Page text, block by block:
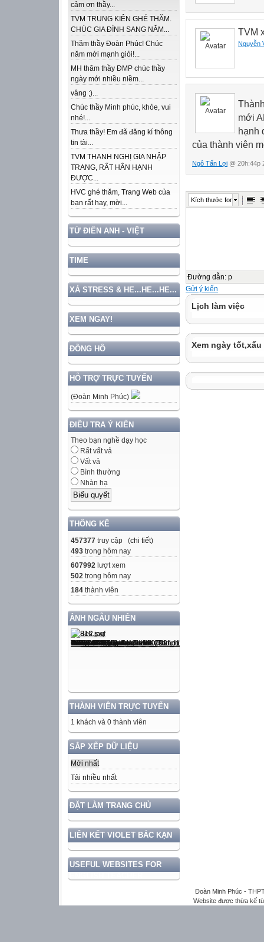
cảm ơn thầy...
TVM TRUNG KIÊN GHÉ THĂM.
CHÚC GIA ĐÌNH SANG NĂM...
Thăm thầy Đoàn Phúc! Chúc
năm mới mạnh giỏi!...
MH thăm thầy ĐMP chúc thầy
ngày mới nhiều niềm...
vâng ;)...
Chúc thầy Minh phúc, khỏe, vui
nhé!...
Thưa thầy! Em đã đăng kí thông
tin tài...
TVM THANH NGHỊ GIA NHẬP
TRANG, RẤT HÂN HẠNH
ĐƯỢC...
HVC ghé thăm, Trang Web của
bạn rất hay, mời...
TỪ ĐIỂN ANH - VIỆT
TIME
XẢ STRESS & HE...HE...HE...
XEM NGAY!
ĐỒNG HỒ
HỖ TRỢ TRỰC TUYẾN
(Đoàn Minh Phúc)
ĐIỀU TRA Ý KIẾN
Theo bạn nghề dạy học
Rất vất vả
Vất vả
Bình thường
Nhàn hạ
THỐNG KÊ
457377 truy cập (chi tiết)
493 trong hôm nay
607992 lượt xem
502 trong hôm nay
184 thành viên
ẢNH NGẪU NHIÊN
THÀNH VIÊN TRỰC TUYẾN
1 khách và 0 thành viên
SẮP XẾP DỮ LIỆU
Mới nhất
Tải nhiều nhất
ĐẶT LÀM TRANG CHỦ
LIÊN KẾT VIOLET BẮC KẠN
USEFUL WEBSITES FOR
TVM
Nguyễn
mới
hạnh
của thành viên
Ngô Tấn Lợi @ 20h:44p
Kích thước font
Đường dẫn: p
Gửi ý kiến
Lịch làm việc
Xem ngày tốt,xấu
Đoàn Minh Phúc -
Website được thừa kế